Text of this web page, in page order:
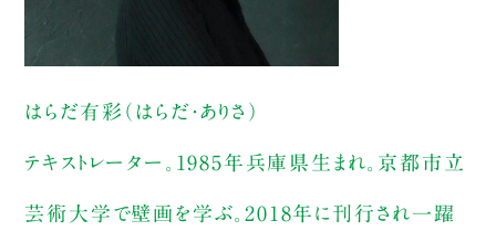
はらだ有彩（はらだ・ありさ）
テキストレーター。1985年兵庫県⽣まれ。京都市⽴
芸術⼤学で壁画を学ぶ。2018年に刊⾏され⼀躍